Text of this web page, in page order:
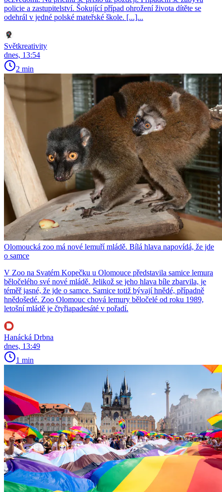
policie a zastupitelství. Šokující případ ohrožení života dítěte se
odehrál v jedné polské mateřské škole. [...]...
Světkreativity
dnes, 13:54
2 min
Olomoucká zoo má nové lemuří mládě. Bílá hlava napovídá, že jde
o samce
V Zoo na Svatém Kopečku u Olomouce představila samice lemura
běločelého své nové mládě. Jelikož se jeho hlava bíle zbarvila, je
téměř jasné, že jde o samce. Samice totiž bývají hnědé, případně
hnědošedé. Zoo Olomouc chová lemury běločelé od roku 1989,
letošní mládě je čtyřiapadesáté v pořadí.
Hanácká Drbna
dnes, 13:49
1 min